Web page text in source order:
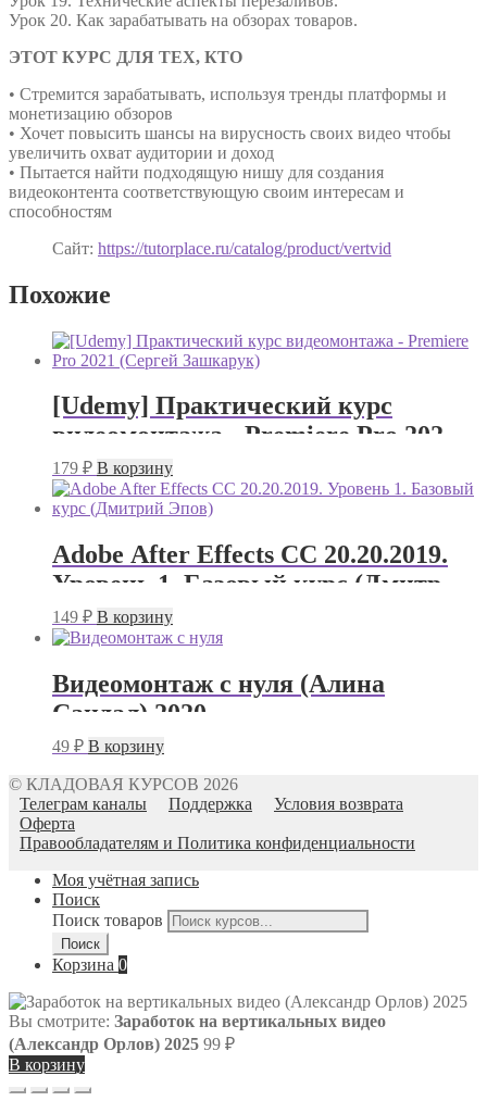
Урок 20. Как зарабатывать на обзорах товаров.
ЭТОТ КУРС ДЛЯ ТЕХ, КТО
• Стремится зарабатывать, используя тренды платформы и
монетизацию обзоров
• Хочет повысить шансы на вирусность своих видео чтобы
увеличить охват аудитории и доход
• Пытается найти подходящую нишу для создания
видеоконтента соответствующую своим интересам и
способностям
Сайт: https://tutorplace.ru/catalog/product/vertvid
Похожие
[Udemy] Практический курс
видеомонтажа - Premiere Pro 2021
(Сергей Зашкарук)
179 ₽ В корзину
Adobe After Effects CC 20.20.2019.
Уровень 1. Базовый курс (Дмитрий
Эпов)
149 ₽ В корзину
Видеомонтаж с нуля (Алина
Сандал) 2020
49 ₽ В корзину
© КЛАДОВАЯ КУРСОВ 2026
Телеграм каналы
Поддержка
Условия возврата
Оферта
Правообладателям и Политика конфиденциальности
Моя учётная запись
Поиск
Поиск товаров
Поиск
Корзина 0
Вы смотрите: Заработок на вертикальных видео
(Александр Орлов) 2025 99 ₽
В корзину